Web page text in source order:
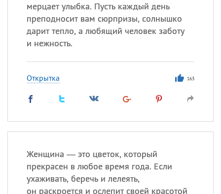
мерцает улыбка. Пусть каждый день
преподносит вам сюрпризы, солнышко
дарит тепло, а любящий человек заботу
и нежность.
Открытка 163
Женщина — это цветок, который
прекрасен в любое время года. Если
ухаживать, беречь и лелеять,
он раскроется и ослепит своей красотой